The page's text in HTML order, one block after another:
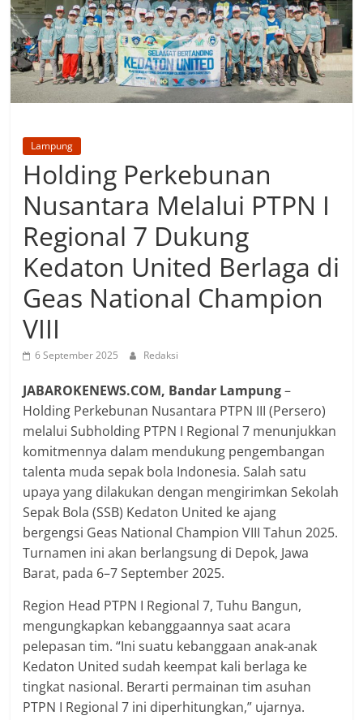
Lampung
Holding Perkebunan
Nusantara Melalui PTPN I
Regional 7 Dukung
Kedaton United Berlaga di
Geas National Champion
VIII
6 September 2025 Redaksi
JABAROKENEWS.COM, Bandar Lampung–
Holding Perkebunan Nusantara PTPN III (Persero)
melalui Subholding PTPN I Regional 7 menunjukkan
komitmennya dalam mendukung pengembangan
talenta muda sepak bola Indonesia. Salah satu
upaya yang dilakukan dengan mengirimkan Sekolah
Sepak Bola (SSB) Kedaton United ke ajang
bergengsi Geas National Champion VIII Tahun 2025.
Turnamen ini akan berlangsung di Depok, Jawa
Barat, pada 6–7 September 2025.
Region Head PTPN I Regional 7, Tuhu Bangun,
mengungkapkan kebanggaannya saat acara
pelepasan tim. “Ini suatu kebanggaan anak-anak
Kedaton United sudah keempat kali berlaga ke
tingkat nasional. Berarti permainan tim asuhan
PTPN I Regional 7 ini diperhitungkan,” ujarnya.